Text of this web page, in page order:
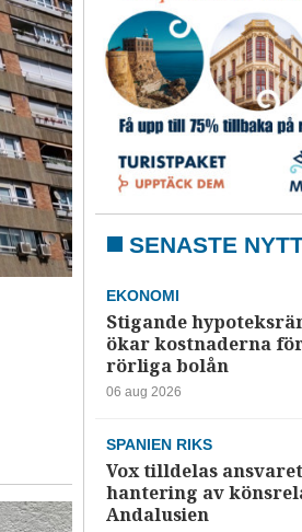
SENASTE
EKONOMI
Stigande
ökar kostnaderna
rörliga bolån
06 aug 2026
SPANIEN RIKS
Vox tilldelas
hantering av
Andalusien